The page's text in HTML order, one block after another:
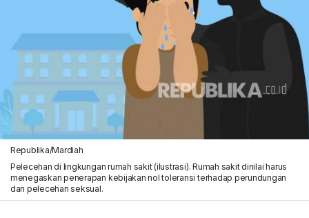
Republika/Mardiah
Pelecehan di lingkungan rumah sakit (ilustrasi). Rumah sakit dinilai harus
menegaskan penerapan kebijakan nol toleransi terhadap perundungan
dan pelecehan seksual.